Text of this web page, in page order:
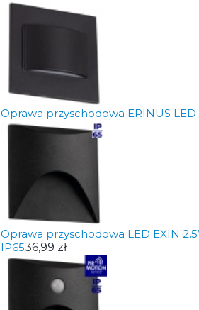
Oprawa przyschodowa ERINUS LED
Oprawa przyschodowa LED EXIN
IP6536,99 zł